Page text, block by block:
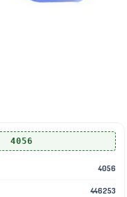
4056
4056
446253